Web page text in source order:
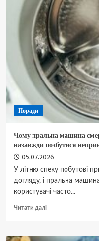
Fiat
Doblo
(2010-
2022):
повна
таблиця
робіт
та
об’єми
технічних
рідин
Поради
Чому пральна машина
назавжди позбутися
05.07.2026
У літню спеку побутові
догляду, і пральна
користувачі часто...
Читати даліДокладніше
пральна